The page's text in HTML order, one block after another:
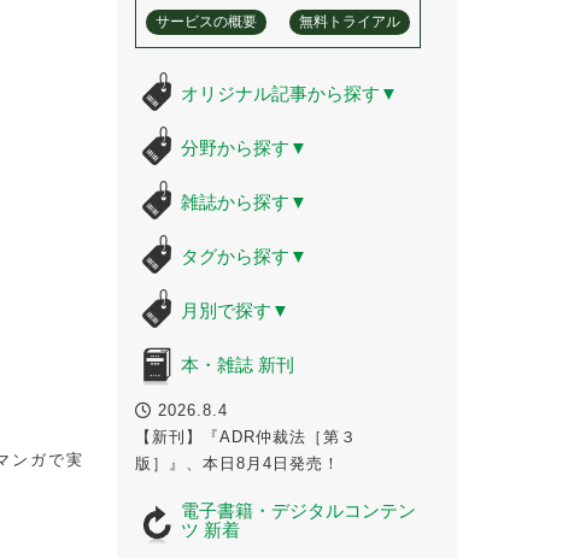
ンガで実
サービスの概要 無料トライアル
オリジナル記事から探す ▼
分野から探す ▼
雑誌から探す ▼
タグから探す ▼
月別で探す ▼
本・雑誌 新刊
2026.8.4
【新刊】『ADR仲裁法［第３
版］』、本日8月4日発売！
電子書籍・デジタルコンテン
ツ 新着